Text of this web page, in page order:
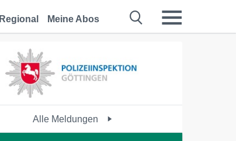
Regional Meine Abos
Alle Meldungen